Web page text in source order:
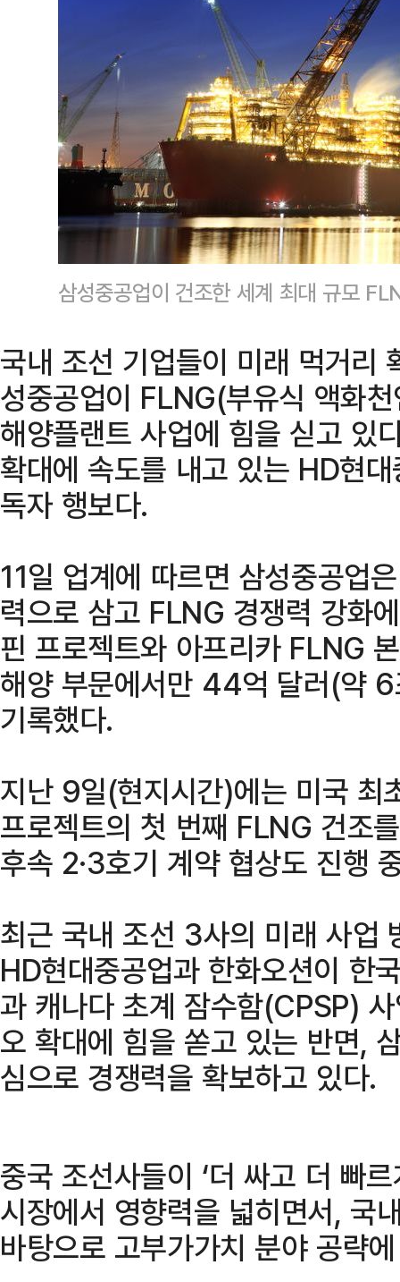
삼성중공업이 건조한 세계 최대 규모
국내 조선 기업들이 미래 먹거리
성중공업이 FLNG(부유식 액화
해양플랜트 사업에 힘을 싣고 있
확대에 속도를 내고 있는 HD현
독자 행보다.
11일 업계에 따르면 삼성중공업
력으로 삼고 FLNG 경쟁력 강화
핀 프로젝트와 아프리카 FLNG
해양 부문에서만 44억 달러(약
기록했다.
지난 9일(현지시간)에는 미국 최
프로젝트의 첫 번째 FLNG 건조
후속 2·3호기 계약 협상도 진행
최근 국내 조선 3사의 미래 사업
HD현대중공업과 한화오션이 한
과 캐나다 초계 잠수함(CPSP)
오 확대에 힘을 쏟고 있는 반면,
심으로 경쟁력을 확보하고 있다.
중국 조선사들이 ‘더 싸고 더 빠
시장에서 영향력을 넓히면서, 국
바탕으로 고부가가치 분야 공략